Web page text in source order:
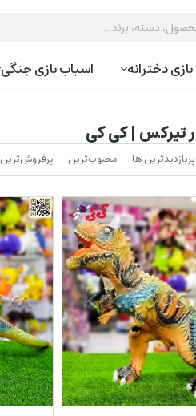
دخترانه اسباب بازی جنگی
تیرکس | کی کی
پربازدیدترین ها محبوب‌‌ترین پرفروش‌ترین